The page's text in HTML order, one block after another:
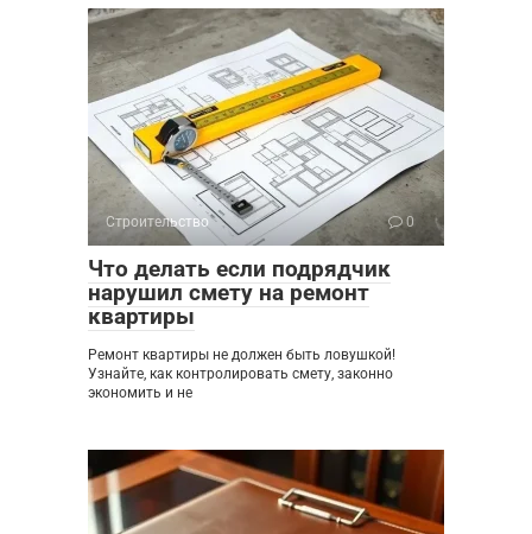
Строительство 0
Что делать если подрядчик
нарушил смету на ремонт
квартиры
Ремонт квартиры не должен быть ловушкой!
Узнайте, как контролировать смету, законно
экономить и не